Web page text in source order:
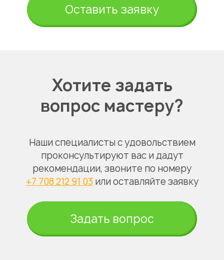
Оставить заявку
Хотите задать
вопрос мастеру?
Наши специалисты с удовольствием
проконсультируют вас и дадут
рекомендации, звоните по номеру
+7 708 212 91 03или оставляйте заявку
Задать вопрос